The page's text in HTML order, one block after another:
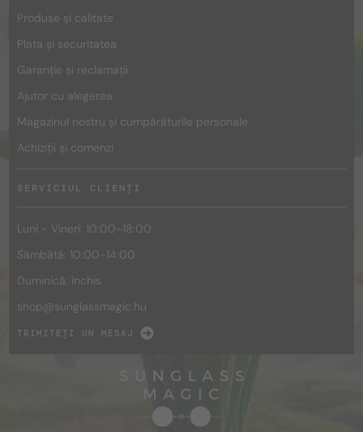
Produse și calitate
Plata și securitatea
Garanție și reclamații
Ajutor cu alegerea
Magazinul nostru și cumpărăturile personale
Achiziții și comenzi
SERVICIUL CLIENȚI
Luni - Vineri: 10:00-18:00
Sâmbătă: 10:00-14:00
Duminică: închis
shop@sunglassmagic.hu
TRIMITEȚI UN MESAJ